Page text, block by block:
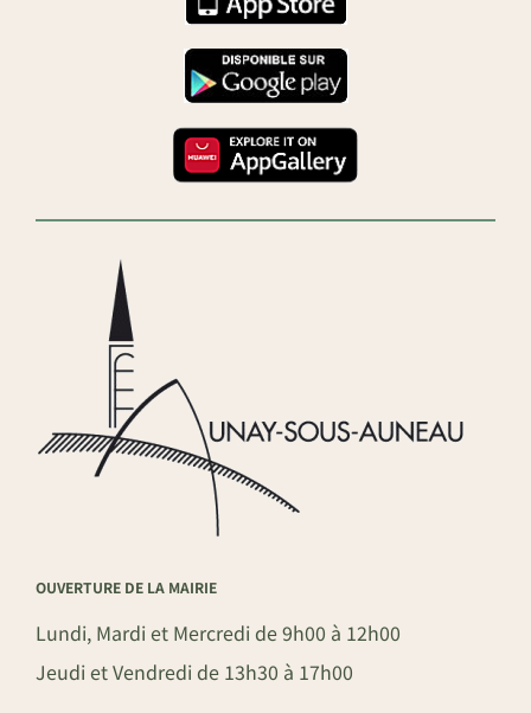
OUVERTURE DE LA MAIRIE
Lundi, Mardi et Mercredi de 9h00 à 12h00
Jeudi et Vendredi de 13h30 à 17h00